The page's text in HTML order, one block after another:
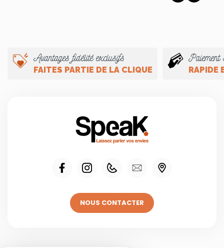
Avantages fidélité exclusifs
FAITES PARTIE DE LA CLIQUE
Paiement
RAPIDE
NOUS CONTACTER